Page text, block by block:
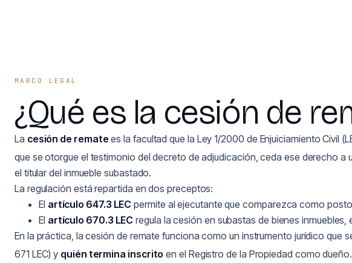
MARCO LEGAL
¿Qué es la cesión de
La cesión de remate es la facultad que la Ley 1/2000 de Enjuiciamiento Civil
que se otorgue el testimonio del decreto de adjudicación, ceda ese derecho
el titular del inmueble subastado.
La regulación está repartida en dos preceptos:
El artículo 647.3 LEC permite al ejecutante que comparezca como
El artículo 670.3 LEC regula la cesión en subastas de bienes
En la práctica, la cesión de remate funciona como un instrumento jurídico que
671 LEC) y quién termina inscrito en el Registro de la Propiedad como